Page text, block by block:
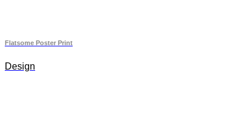
Flatsome Poster Print
Design